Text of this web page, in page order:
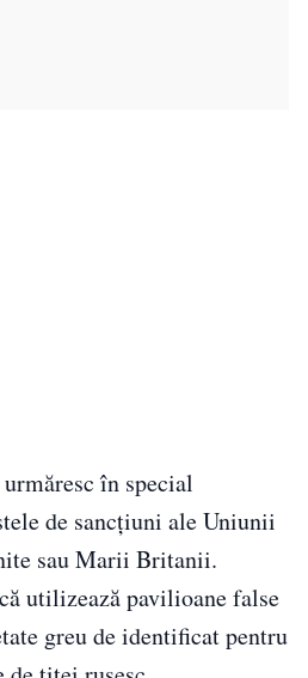
în special
de sancțiuni ale Uniunii
sau Marii Britanii.
utilizează pavilioane false
greu de identificat pentru